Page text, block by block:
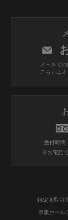
メールで
こちらは
受付時間
※お電話
特定商取引
京阪ホール